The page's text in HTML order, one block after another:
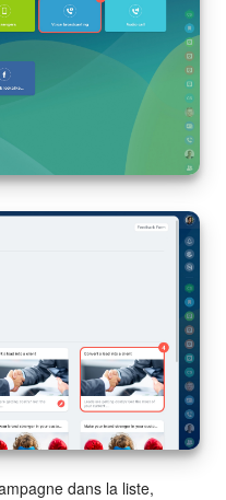
dans la liste,